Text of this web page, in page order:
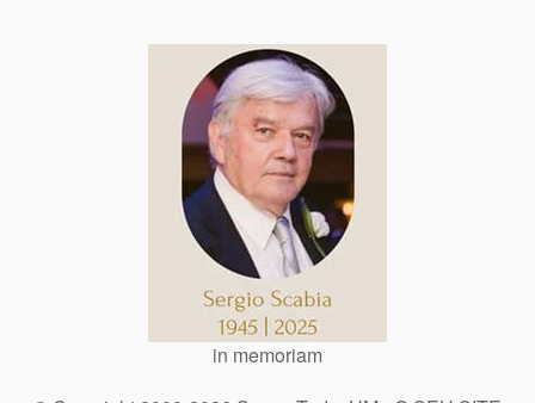
in memoriam